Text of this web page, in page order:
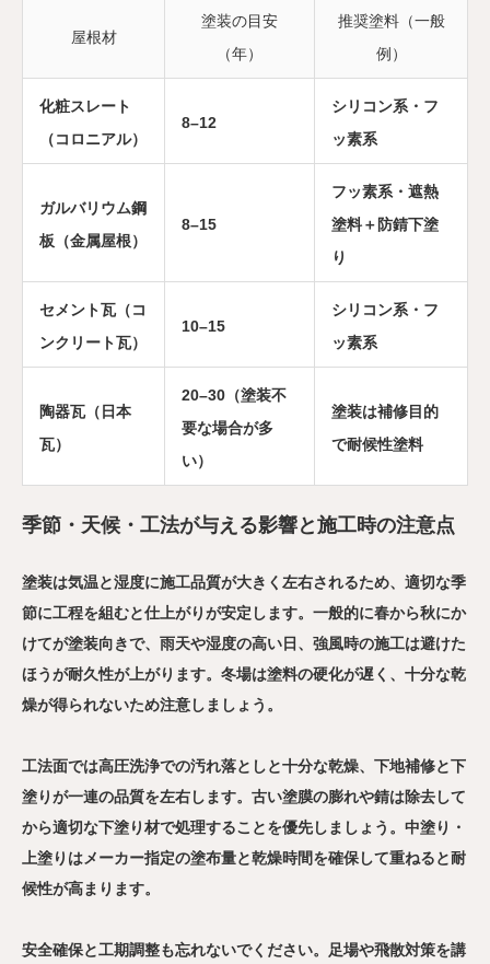
屋根材
塗装の目安
（年）
推奨塗料（一般
例）
化粧スレート
（コロニアル）
8–12
シリコン系・フ
ッ素系
ガルバリウム鋼
板（金属屋根）
8–15
フッ素系・遮熱
塗料＋防錆下塗
り
セメント瓦（コ
ンクリート瓦）
10–15
シリコン系・フ
ッ素系
陶器瓦（日本
瓦）
20–30（塗装不
要な場合が多
い）
塗装は補修目的
で耐候性塗料
季節・天候・工法が与える影響と施工時の注意点
塗装は気温と湿度に施工品質が大きく左右されるため、適切な季
節に工程を組むと仕上がりが安定します。一般的に春から秋にか
けてが塗装向きで、雨天や湿度の高い日、強風時の施工は避けた
ほうが耐久性が上がります。冬場は塗料の硬化が遅く、十分な乾
燥が得られないため注意しましょう。
工法面では高圧洗浄での汚れ落としと十分な乾燥、下地補修と下
塗りが一連の品質を左右します。古い塗膜の膨れや錆は除去して
から適切な下塗り材で処理することを優先しましょう。中塗り・
上塗りはメーカー指定の塗布量と乾燥時間を確保して重ねると耐
候性が高まります。
安全確保と工期調整も忘れないでください。足場や飛散対策を講